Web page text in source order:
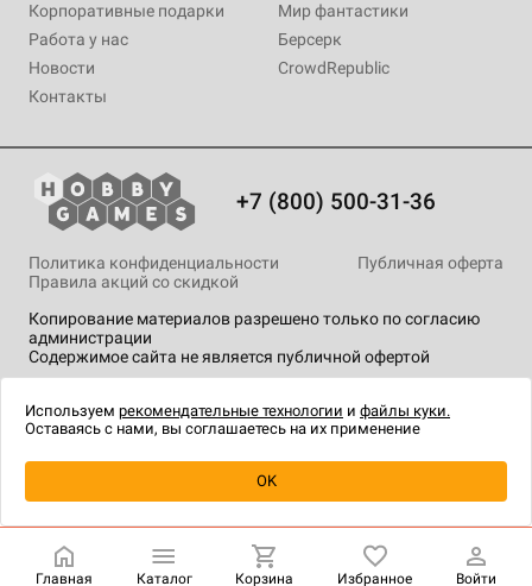
Уведомить о наличии
Корпоративные подарки
Работа у нас
Новости
Контакты
Мир фантастики
Берсерк
CrowdRepublic
+7 (800) 500-31-36
Копирование материалов разрешено только по согласию
администрации
Содержимое сайта не является публичной офертой
Политика конфиденциальности
Публичная оферта
Правила акций со скидкой
технологии.
Главная Каталог Корзина Избранное Войти
Используем рекомендательные технологии и файлы куки.
Оставаясь с нами, вы соглашаетесь на их применение
OK